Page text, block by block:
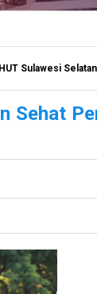
Sulawesi
Sehat